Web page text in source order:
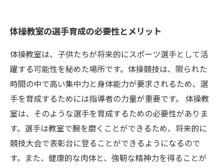
体操教室の選手育成の必要性とメリット
体操教室は、子供たちが将来的にスポーツ選手として活
躍する可能性を秘めた場所です。体操競技は、限られた
時間の中で高い集中力と身体能力が要求されるため、選
手を育成するためには指導者の力量が重要です。 体操教
室は、そのような選手を育成するための必要性がありま
す。選手は教室で腕を磨くことができるため、将来的に
競技大会で表彰台に登ることができるようになるので
す。また、健康的な肉体と、強靭な精神力を得ることが